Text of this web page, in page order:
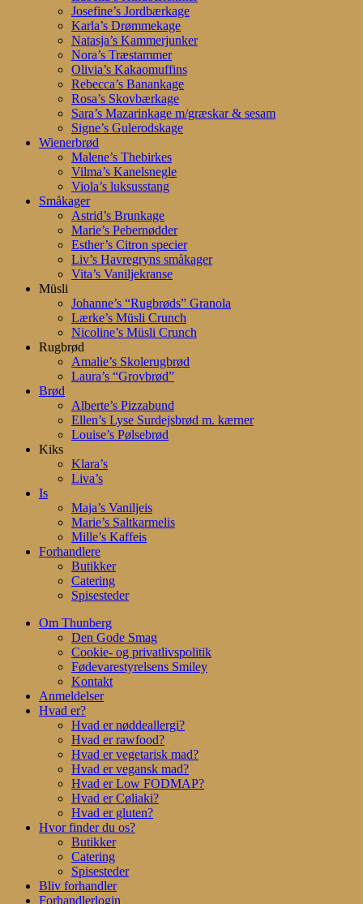
Josefine’s Jordbærkage
Karla’s Drømmekage
Natasja’s Kammerjunker
Nora’s Træstammer
Olivia’s Kakaomuffins
Rebecca’s Banankage
Rosa’s Skovbærkage
Sara’s Mazarinkage m/græskar & sesam
Signe’s Gulerodskage
Wienerbrød
Malene’s Thebirkes
Vilma’s Kanelsnegle
Viola’s luksusstang
Småkager
Astrid’s Brunkage
Marie’s Pebernødder
Esther’s Citron specier
Liv’s Havregryns småkager
Vita’s Vaniljekranse
Müsli
Johanne’s “Rugbrøds” Granola
Lærke’s Müsli Crunch
Nicoline’s Müsli Crunch
Rugbrød
Amalie’s Skolerugbrød
Laura’s “Grovbrød”
Brød
Alberte’s Pizzabund
Ellen’s Lyse Surdejsbrød m. kærner
Louise’s Pølsebrød
Kiks
Klara’s
Liva’s
Is
Maja’s Vaniljeis
Marie’s Saltkarmelis
Mille’s Kaffeis
Forhandlere
Butikker
Catering
Spisesteder
Om Thunberg
Den Gode Smag
Cookie- og privatlivspolitik
Fødevarestyrelsens Smiley
Kontakt
Anmeldelser
Hvad er?
Hvad er nøddeallergi?
Hvad er rawfood?
Hvad er vegetarisk mad?
Hvad er vegansk mad?
Hvad er Low FODMAP?
Hvad er Cøliaki?
Hvad er gluten?
Hvor finder du os?
Butikker
Catering
Spisesteder
Bliv forhandler
Forhandlerlogin